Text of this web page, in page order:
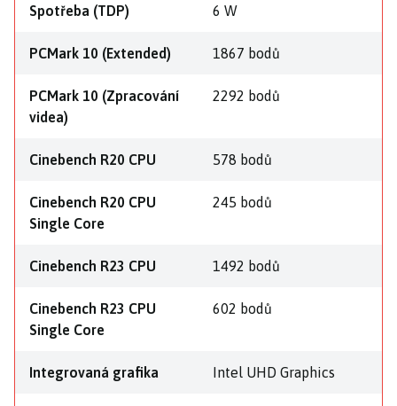
Spotřeba (TDP) 6 W
PCMark 10 (Extended) 1867 bodů
PCMark 10 (Zpracování
videa)
2292 bodů
Cinebench R20 CPU 578 bodů
Cinebench R20 CPU
Single Core
245 bodů
Cinebench R23 CPU 1492 bodů
Cinebench R23 CPU
Single Core
602 bodů
Integrovaná grafika Intel UHD Graphics